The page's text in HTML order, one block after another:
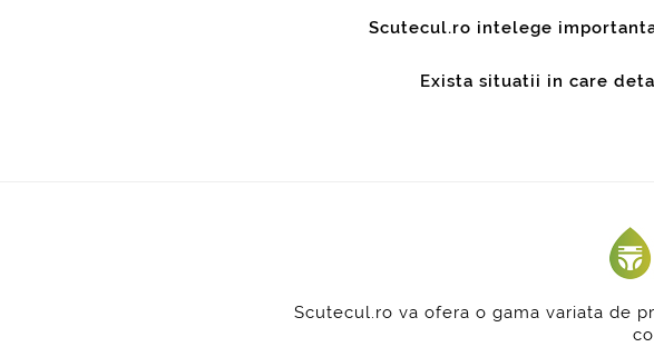
Scutecul.ro intelege
Exista situatii in care
Scutecul.ro va ofera o gama variata de